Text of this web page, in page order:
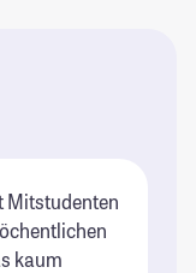
Mitstudenten
kaum